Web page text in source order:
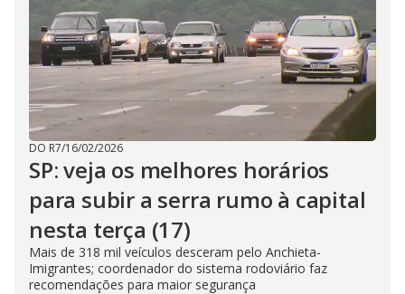
DO R7/16/02/2026
SP: veja os melhores horários
para subir a serra rumo à capital
nesta terça (17)
Mais de 318 mil veículos desceram pelo Anchieta-
Imigrantes; coordenador do sistema rodoviário faz
recomendações para maior segurança